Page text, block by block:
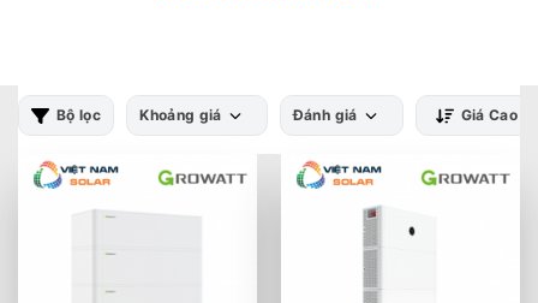
Bộ lọc Khoảng giá Đánh giá Giá Cao -